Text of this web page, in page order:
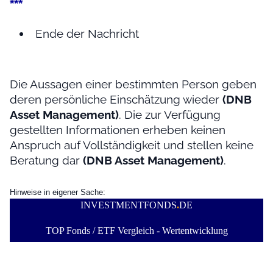
***
Ende der Nachricht
Die Aussagen einer bestimmten Person geben
deren persönliche Einschätzung wieder (DNB
Asset Management). Die zur Verfügung
gestellten Informationen erheben keinen
Anspruch auf Vollständigkeit und stellen keine
Beratung dar (DNB Asset Management).
Hinweise in eigener Sache:
INVESTMENTFONDS.DE
TOP Fonds / ETF Vergleich - Wertentwicklung